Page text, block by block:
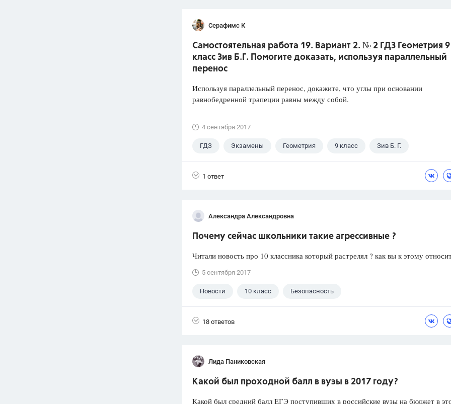
Серафимс К
Самостоятельная работа 19. Вариант 2. № 2 ГДЗ Геометрия 9
класс Зив Б.Г. Помогите доказать, используя параллельный
перенос
Используя параллельный перенос, докажите, что углы при основании
равнобедренной трапеции равны между собой.
4 сентября 2017
ГДЗ Экзамены Геометрия 9 класс Зив Б. Г.
1 ответ
Александра Александровна
Почему сейчас школьники такие агрессивные ?
Читали новость про 10 классника который растрелял ? как вы к этому
5 сентября 2017
Новости 10 класс Безопасность
18 ответов
Лида Паниковская
Какой был проходной балл в вузы в 2017 году?
Какой был средний балл ЕГЭ поступивших в российские вузы на бюджет в